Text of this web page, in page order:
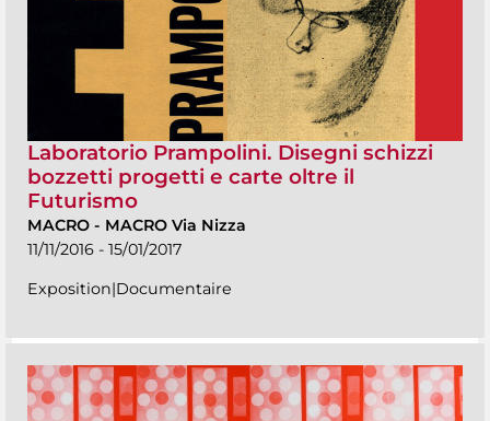
Laboratorio Prampolini. Disegni schizzi
bozzetti progetti e carte oltre il
Futurismo
MACRO - MACRO Via Nizza
11/11/2016 - 15/01/2017
Exposition|Documentaire